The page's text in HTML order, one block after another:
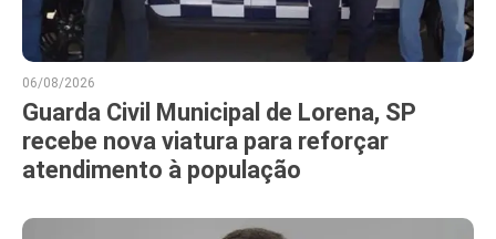
06/08/2026
Guarda Civil Municipal de Lorena, SP
recebe nova viatura para reforçar
atendimento à população